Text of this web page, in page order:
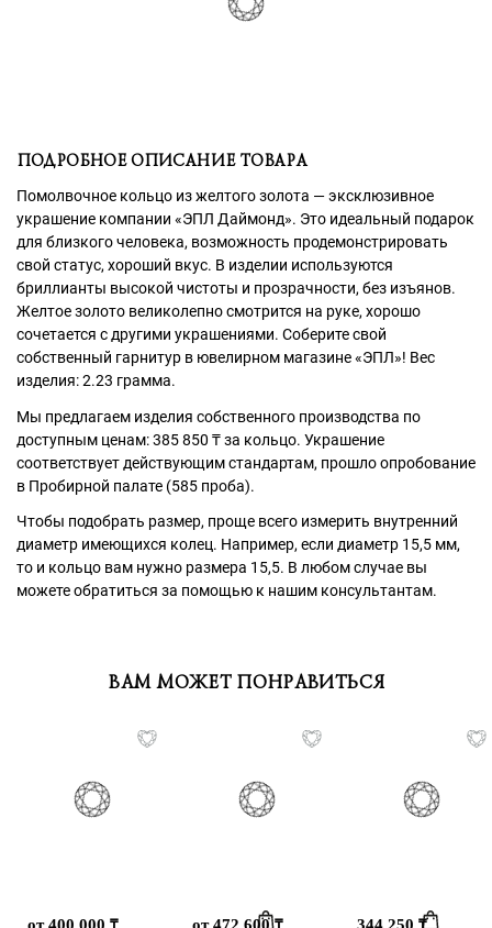
ПОДРОБНОЕ ОПИСАНИЕ ТОВАРА
Помолвочное кольцо из желтого золота — эксклюзивное
украшение компании «ЭПЛ Даймонд». Это идеальный подарок
для близкого человека, возможность продемонстрировать
свой статус, хороший вкус. В изделии используются
бриллианты высокой чистоты и прозрачности, без изъянов.
Желтое золото великолепно смотрится на руке, хорошо
сочетается с другими украшениями. Соберите свой
собственный гарнитур в ювелирном магазине «ЭПЛ»! Вес
изделия: 2.23 грамма.
Мы предлагаем изделия собственного производства по
доступным ценам: 385 850 ₸за кольцо. Украшение
соответствует действующим стандартам, прошло опробование
в Пробирной палате (585 проба).
Чтобы подобрать размер, проще всего измерить внутренний
диаметр имеющихся колец. Например, если диаметр 15,5 мм,
то и кольцо вам нужно размера 15,5. В любом случае вы
можете обратиться за помощью к нашим консультантам.
ВАМ МОЖЕТ ПОНРАВИТЬСЯ